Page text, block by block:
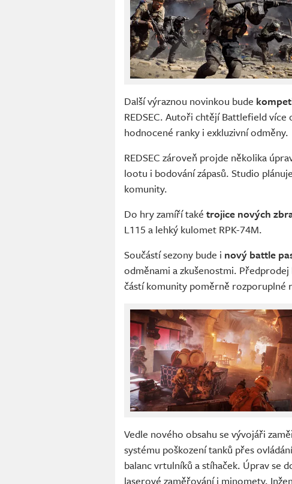
Další výraznou novinkou bude
REDSEC. Autoři chtějí Battlefield
hodnocené ranky i exkluzivní odměny.
REDSEC zároveň projde několika
lootu i bodování zápasů. Studio
komunity.
Do hry zamíří také trojice nových
L115 a lehký kulomet RPK-74M.
Součástí sezony bude i nový battle
odměnami a zkušenostmi.
částí komunity poměrně rozporuplné
Vedle nového obsahu se vývojáři
systému poškození tanků přes
balanc vrtulníků a stíhaček. Úprav se
laserové zaměřování i minomety.